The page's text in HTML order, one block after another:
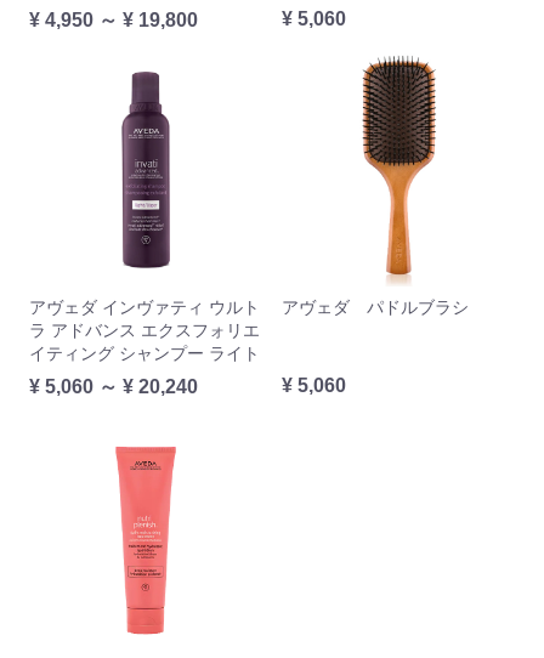
¥ 4,950 ～ ¥ 19,800 ¥ 5,060
アヴェダ インヴァティ ウルト
ラ アドバンス エクスフォリエ
イティング シャンプー ライト
¥ 5,060 ～ ¥ 20,240
アヴェダ パドルブラシ
¥ 5,060